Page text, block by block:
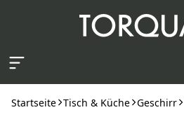
Startseite Tisch & Küche Geschirr